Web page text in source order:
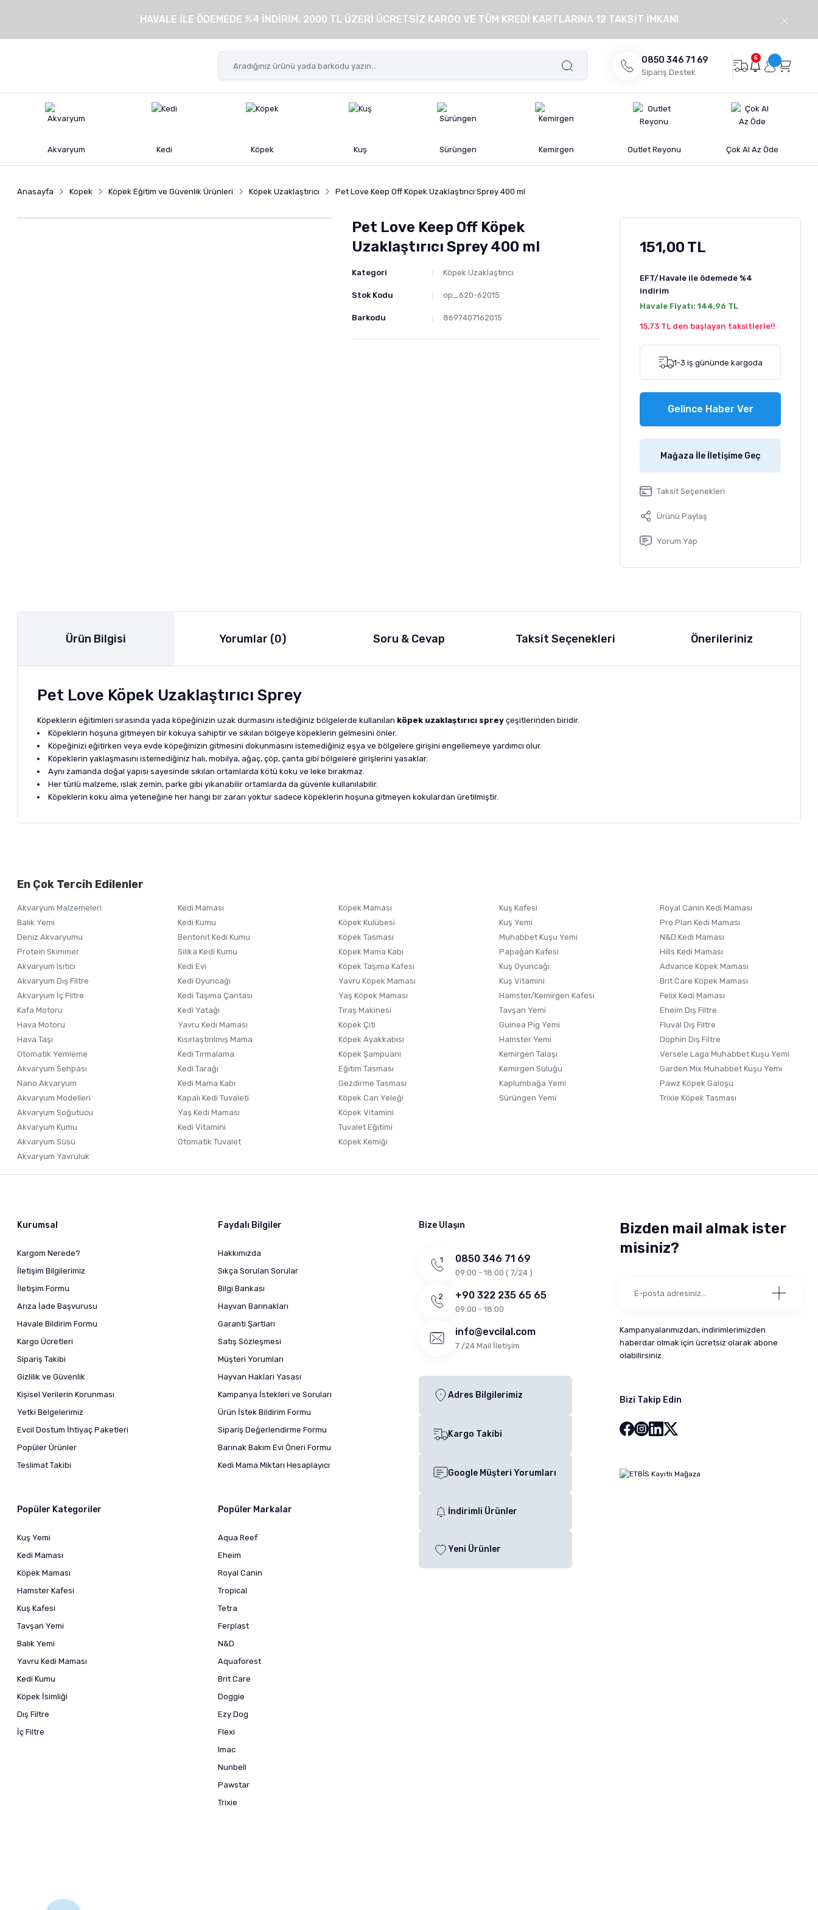
HAVALE İLE ÖDEMEDE %4 İNDİRİM, 2000 TL ÜZERİ ÜCRETSİZ KARGO VE TÜM KREDİ KARTLARINA 12 TAKSİT İMKANI
0850 346 71 69
Sipariş Destek
5
Akvaryum Kedi Köpek Kuş Sürüngen Kemirgen Outlet Reyonu Çok Al Az Öde
Anasayfa Köpek Köpek Eğitim ve Güvenlik Ürünleri Köpek Uzaklaştırıcı Pet Love Keep Off Köpek Uzaklaştırıcı Sprey 400 ml
Pet Love Keep Off Köpek
Uzaklaştırıcı Sprey 400 ml
Kategori Köpek Uzaklaştırıcı
Stok Kodu op_620-62015
Barkodu 8697407162015
151,00 TL
EFT/Havale ile ödemede %4
indirim
Havale Fiyatı: 144,96 TL
15,73 TL den başlayan taksitlerle!!
1-3 iş gününde kargoda
Gelince Haber Ver
Mağaza İle İletişime Geç
Taksit Seçenekleri
Ürünü Paylaş
Yorum Yap
Ürün Bilgisi Yorumlar (0) Soru & Cevap Taksit Seçenekleri Önerileriniz
Pet Love Köpek Uzaklaştırıcı Sprey
Köpeklerin eğitimleri sırasında yada köpeğinizin uzak durmasını istediğiniz bölgelerde kullanılan köpek uzaklaştırıcı sprey çeşitlerinden biridir.
Köpeklerin hoşuna gitmeyen bir kokuya sahiptir ve sıkılan bölgeye köpeklerin gelmesini önler.
Köpeğinizi eğitirken veya evde köpeğinizin gitmesini dokunmasını istemediğiniz eşya ve bölgelere girişini engellemeye yardımcı olur.
Köpeklerin yaklaşmasını istemediğiniz halı, mobilya, ağaç, çöp, çanta gibi bölgelere girişlerini yasaklar.
Aynı zamanda doğal yapısı sayesinde sıkılan ortamlarda kötü koku ve leke bırakmaz.
Her türlü malzeme, ıslak zemin, parke gibi yıkanabilir ortamlarda da güvenle kullanılabilir.
Köpeklerin koku alma yeteneğine her hangi bir zararı yoktur sadece köpeklerin hoşuna gitmeyen kokulardan üretilmiştir.
Ürünü Satın Al ve Yorumla
Ürün açıklamasında eksik bilgiler bulunuyor.
Ürün fiyatı diğer sitelerden daha pahalı.
Bu ürüne benzer farklı alternatifler olmalı.
Gönder
En Çok Tercih Edilenler
Akvaryum Malzemeleri
Balık Yemi
Deniz Akvaryumu
Protein Skimmer
Akvaryum Isıtıcı
Akvaryum Dış Filtre
Akvaryum İç Filtre
Kafa Motoru
Hava Motoru
Hava Taşı
Otomatik Yemleme
Akvaryum Sehpası
Nano Akvaryum
Akvaryum Modelleri
Akvaryum Soğutucu
Akvaryum Kumu
Akvaryum Süsü
Akvaryum Yavruluk
Kedi Maması
Kedi Kumu
Bentonit Kedi Kumu
Silika Kedi Kumu
Kedi Evi
Kedi Oyuncağı
Kedi Taşıma Çantası
Kedi Yatağı
Yavru Kedi Maması
Kısırlaştırılmış Mama
Kedi Tırmalama
Kedi Tarağı
Kedi Mama Kabı
Kapalı Kedi Tuvaleti
Yaş Kedi Maması
Kedi Vitamini
Otomatik Tuvalet
Köpek Maması
Köpek Kulübesi
Köpek Tasması
Köpek Mama Kabı
Köpek Taşıma Kafesi
Yavru Köpek Maması
Yaş Köpek Maması
Tıraş Makinesi
Köpek Çiti
Köpek Ayakkabısı
Köpek Şampuanı
Eğitim Tasması
Gezdirme Tasması
Köpek Can Yeleği
Köpek Vitamini
Tuvalet Eğitimi
Köpek Kemiği
Kuş Kafesi
Kuş Yemi
Muhabbet Kuşu Yemi
Papağan Kafesi
Kuş Oyuncağı
Kuş Vitamini
Hamster/Kemirgen Kafesi
Tavşan Yemi
Guinea Pig Yemi
Hamster Yemi
Kemirgen Talaşı
Kemirgen Suluğu
Kaplumbağa Yemi
Sürüngen Yemi
Royal Canin Kedi Maması
Pro Plan Kedi Maması
N&D Kedi Maması
Hills Kedi Maması
Advance Köpek Maması
Brit Care Köpek Maması
Felix Kedi Maması
Eheim Dış Filtre
Fluval Dış Filtre
Dophin Dış Filtre
Versele Laga Muhabbet Kuşu Yemi
Garden Mix Muhabbet Kuşu Yemi
Pawz Köpek Galoşu
Trixie Köpek Tasması
Kurumsal
Kargom Nerede?
İletişim Bilgilerimiz
İletişim Formu
Arıza İade Başvurusu
Havale Bildirim Formu
Kargo Ücretleri
Sipariş Takibi
Gizlilik ve Güvenlik
Kişisel Verilerin Korunması
Yetki Belgelerimiz
Evcil Dostum İhtiyaç Paketleri
Popüler Ürünler
Teslimat Takibi
Faydalı Bilgiler
Hakkımızda
Sıkça Sorulan Sorular
Bilgi Bankası
Hayvan Barınakları
Garanti Şartları
Satış Sözleşmesi
Müşteri Yorumları
Hayvan Hakları Yasası
Kampanya İstekleri ve Soruları
Ürün İstek Bildirim Formu
Sipariş Değerlendirme Formu
Barınak Bakım Evi Öneri Formu
Kedi Mama Miktarı Hesaplayıcı
Popüler Kategoriler
Kuş Yemi
Kedi Maması
Köpek Maması
Hamster Kafesi
Kuş Kafesi
Tavşan Yemi
Balık Yemi
Yavru Kedi Maması
Kedi Kumu
Köpek İsimliği
Dış Filtre
İç Filtre
Popüler Markalar
Aqua Reef
Eheim
Royal Canin
Tropical
Tetra
Ferplast
N&D
Aquaforest
Brit Care
Doggie
Ezy Dog
Flexi
Imac
Nunbell
Pawstar
Trixie
Bize Ulaşın
0850 346 71 69
09:00 - 18:00 ( 7/24 )
+90 322 235 65 65
09:00 - 18:00
info@evcilal.com
7 /24 Mail İletişim
Adres Bilgilerimiz
Kargo Takibi
Google Müşteri Yorumları
İndirimli Ürünler
Yeni Ürünler
Bizden mail almak ister
misiniz?
Kampanyalarımızdan, indirimlerimizden
haberdar olmak için ücretsiz olarak abone
olabilirsiniz.
Bizi Takip Edin